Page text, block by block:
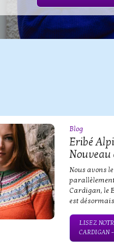
Blog
Eribé
Nouveau
Nous avons
Cardigan, le
est
LISEZ
CARDIGAN